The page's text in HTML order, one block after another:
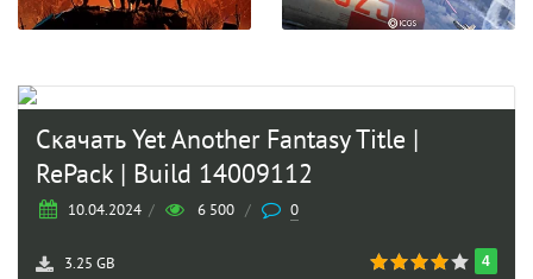
Скачать Yet Another Fantasy Title |
RePack | Build 14009112
10.04.2024 / 6 500 / 0
4
3.25 GB